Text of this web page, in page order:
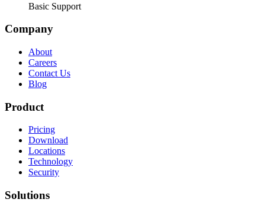
Basic Support
Company
About
Careers
Contact Us
Blog
Product
Pricing
Download
Locations
Technology
Security
Solutions